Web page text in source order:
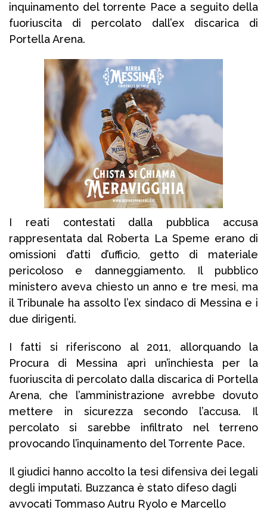
inquinamento del torrente Pace a seguito della
fuoriuscita di percolato dall’ex discarica di
Portella Arena.
I reati contestati dalla pubblica accusa
rappresentata dal Roberta La Speme erano di
omissioni d’atti d’ufficio, getto di materiale
pericoloso e danneggiamento. Il pubblico
ministero aveva chiesto un anno e tre mesi, ma
il Tribunale ha assolto l’ex sindaco di Messina e i
due dirigenti.
I fatti si riferiscono al 2011, allorquando la
Procura di Messina aprì un’inchiesta per la
fuoriuscita di percolato dalla discarica di Portella
Arena, che l’amministrazione avrebbe dovuto
mettere in sicurezza secondo l’accusa. Il
percolato si sarebbe infiltrato nel terreno
provocando l’inquinamento del Torrente Pace.
Il giudici hanno accolto la tesi difensiva dei legali
degli imputati. Buzzanca è stato difeso dagli
avvocati Tommaso Autru Ryolo e Marcello